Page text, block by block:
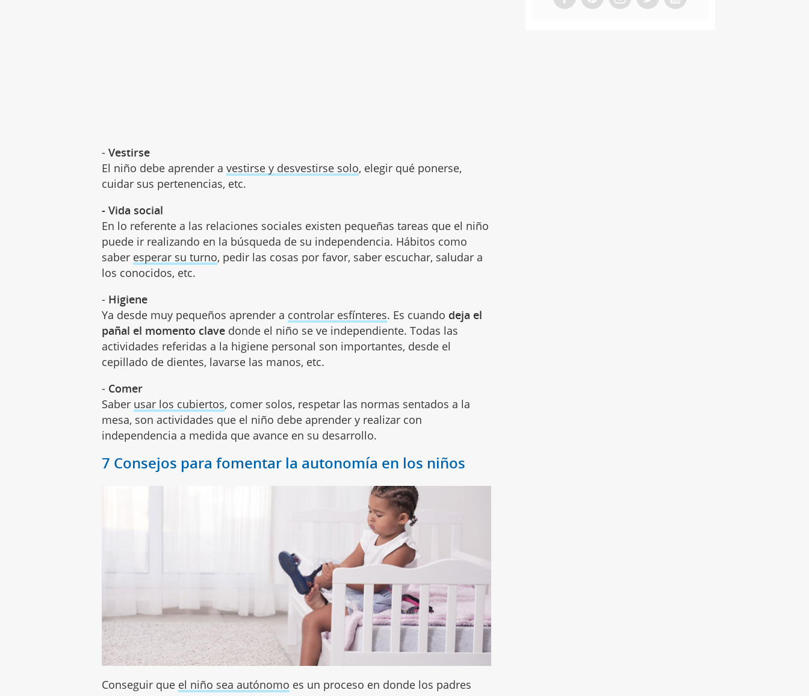
-Vestirse
El niño debe aprender avestirse y desvestirse solo, elegir qué ponerse,
cuidar sus pertenencias, etc.
- Vida social
En lo referente a las relaciones sociales existen pequeñas tareas que el niño
puede ir realizando en la búsqueda de su independencia. Hábitos como
saber esperar su turno, pedir las cosas por favor, saber escuchar, saludar a
los conocidos, etc.
- Higiene
Ya desde muy pequeños aprender a controlar esfínteres. Es cuando deja el
pañal el momento clave donde el niño se ve independiente. Todas las
actividades referidas a la higiene personal son importantes, desde el
cepillado de dientes, lavarse las manos, etc.
- Comer
Saber usar los cubiertos, comer solos, respetar las normas sentados a la
mesa, son actividades que el niño debe aprender y realizar con
independencia a medida que avance en su desarrollo.
7 Consejos para fomentar la autonomía en los niños
Conseguir que el niño sea autónomo es un proceso en donde los padres